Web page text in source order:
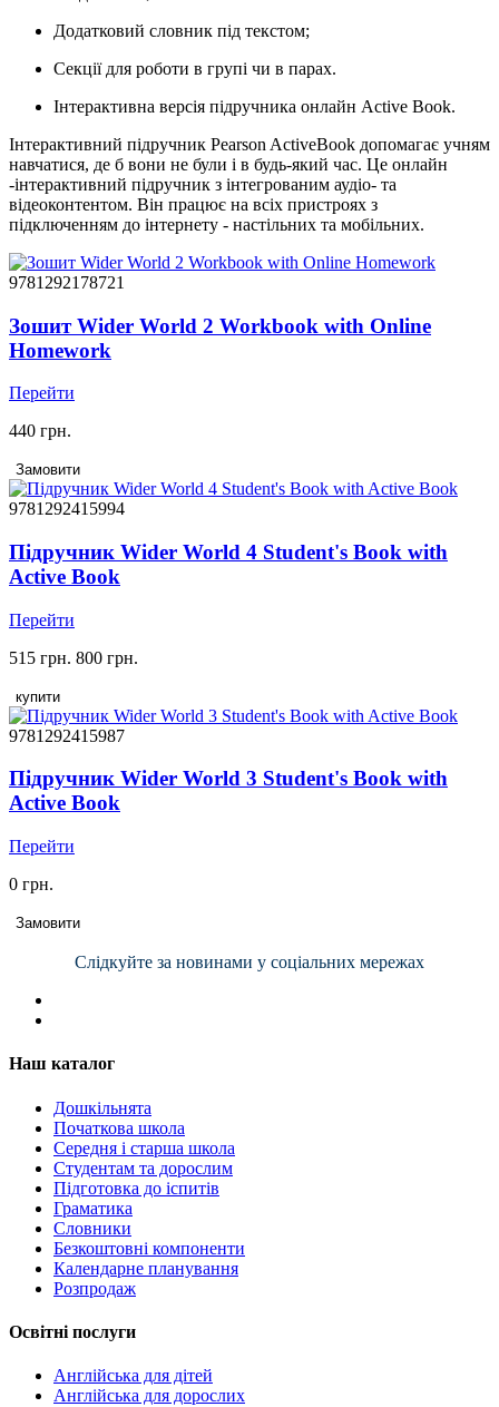
Додатковий словник під текстом;
Секції для роботи в групі чи в парах.
Інтерактивна версія підручника онлайн Active Book.
Інтерактивний підручник Pearson ActiveBook допомагає учням
навчатися, де б вони не були і в будь-який час. Це онлайн
-інтерактивний підручник з інтегрованим аудіо- та
відеоконтентом. Він працює на всіх пристроях з
підключенням до інтернету - настільних та мобільних.
9781292178721
Зошит Wider World 2 Workbook with Online
Homework
Перейти
440 грн.
Замовити
9781292415994
Підручник Wider World 4 Student's Book with
Active Book
Перейти
515 грн. 800 грн.
купити
9781292415987
Підручник Wider World 3 Student's Book with
Active Book
Перейти
0 грн.
Замовити
Слідкуйте за новинами у соціальних мережах
Наш каталог
Дошкільнята
Початкова школа
Середня і старша школа
Студентам та дорослим
Підготовка до іспитів
Граматика
Словники
Безкоштовні компоненти
Календарне планування
Розпродаж
Освітні послуги
Англійська для дітей
Англійська для дорослих